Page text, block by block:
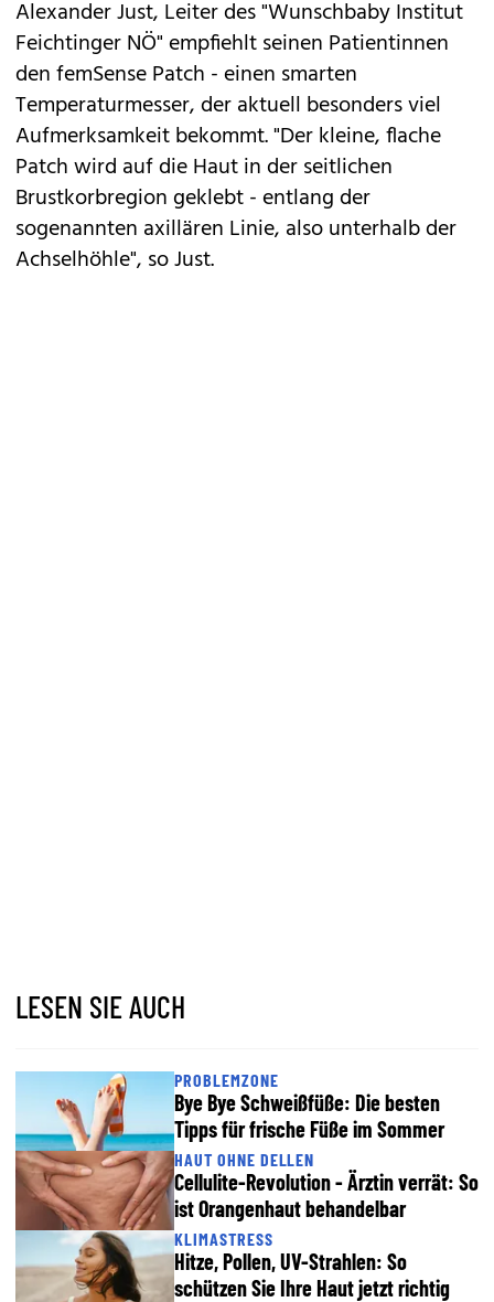
Alexander Just, Leiter des "Wunschbaby Institut
Feichtinger NÖ" empfiehlt seinen Patientinnen
den femSense Patch - einen smarten
Temperaturmesser, der aktuell besonders viel
Aufmerksamkeit bekommt. "Der kleine, flache
Patch wird auf die Haut in der seitlichen
Brustkorbregion geklebt - entlang der
sogenannten axillären Linie, also unterhalb der
Achselhöhle", so Just.
LESEN SIE AUCH
PROBLEMZONE
Bye Bye Schweißfüße: Die besten
Tipps für frische Füße im Sommer
HAUT OHNE DELLEN
Cellulite-Revolution - Ärztin verrät: So
ist Orangenhaut behandelbar
KLIMASTRESS
Hitze, Pollen, UV-Strahlen: So
schützen Sie Ihre Haut jetzt richtig